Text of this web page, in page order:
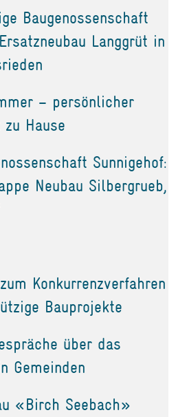
Baugenossenschaft
Langgrüt in
– persönlicher
Hause
Sunnigehof:
Neubau Silbergrueb,
Konkurrenzverfahren
Bauprojekte
über das
Gemeinden
«Birch Seebach»